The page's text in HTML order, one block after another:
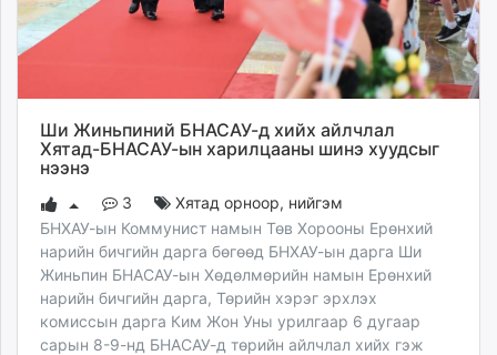
Ши Жиньпиний БНАСАУ-д хийх айлчлал
Хятад-БНАСАУ-ын харилцааны шинэ хуудсыг
нээнэ
3 Хятад орноор, нийгэм
БНХАУ-ын Коммунист намын Төв Хорооны Ерөнхий
нарийн бичгийн дарга бөгөөд БНХАУ-ын дарга Ши
Жиньпин БНАСАУ-ын Хөдөлмөрийн намын Ерөнхий
нарийн бичгийн дарга, Төрийн хэрэг эрхлэх
комиссын дарга Ким Жон Уны урилгаар 6 дугаар
сарын 8-9-нд БНАСАУ-д төрийн айлчлал хийх гэж